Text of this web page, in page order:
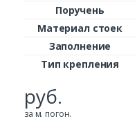
Поручень
Материал стоек
Заполнение
Тип крепления
руб.
за м. погон.